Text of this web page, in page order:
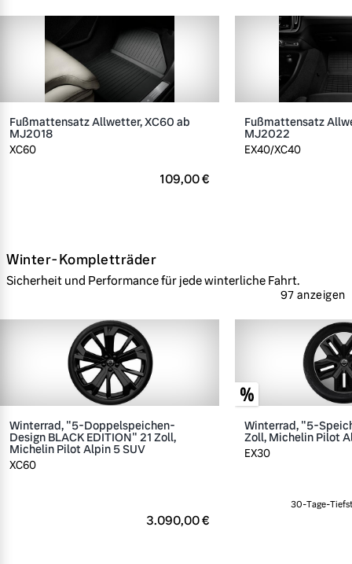
Fußmattensatz Allwetter, XC60 ab
MJ2018
XC60
109,00 €
Fußmattensatz
MJ2022
EX40/XC40
Winter-Kompletträder
Sicherheit und Performance für jede winterliche Fahrt.
97 anzeigen
Winterrad, "5-Doppelspeichen-
Design BLACK EDITION" 21 Zoll,
Michelin Pilot Alpin 5 SUV
XC60
3.090,00 €
Winterrad, "5-
Zoll, Michelin Pilot
EX30
30-Tage-